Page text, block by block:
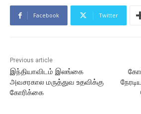
Facebook Twitter
Previous article
இந்தியாவிடம் இலங்கை
அவசரகால மருத்துவ உதவிக்கு
கோரிக்கை